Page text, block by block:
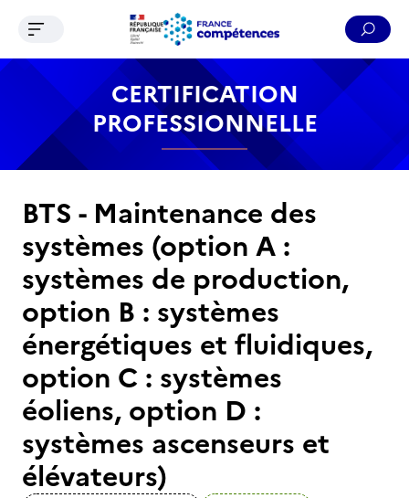
Contenu Recherche Menu Pied de page
Ouvrir le menu de navigation
CERTIFICATION
PROFESSIONNELLE
BTS - Maintenance des
systèmes (option A :
systèmes de production,
option B : systèmes
énergétiques et fluidiques,
option C : systèmes
éoliens, option D :
systèmes ascenseurs et
élévateurs)